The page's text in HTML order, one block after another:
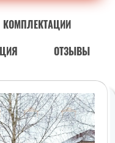
КОМПЛЕКТАЦИИ
ОТЗЫВЫ